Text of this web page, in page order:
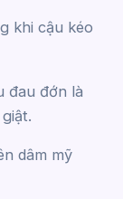
khi cậu kéo
đau đớn là
dâm mỹ